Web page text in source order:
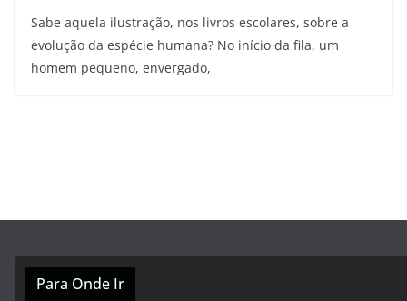
Sabe aquela ilustração, nos livros escolares, sobre a
evolução da espécie humana? No início da fila, um
homem pequeno, envergado,
Para Onde Ir